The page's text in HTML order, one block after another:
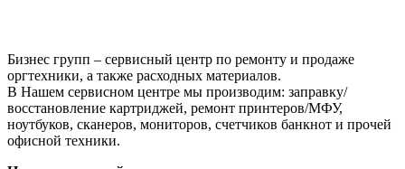
Бизнес групп – сервисный центр по ремонту и продаже
оргтехники, а также расходных материалов.
В Нашем сервисном центре мы производим: заправку/
восстановление картриджей, ремонт принтеров/МФУ,
ноутбуков, сканеров, мониторов, счетчиков банкнот и прочей
офисной техники.